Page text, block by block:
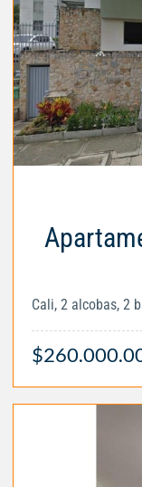
Cali, 2 alcobas, 2